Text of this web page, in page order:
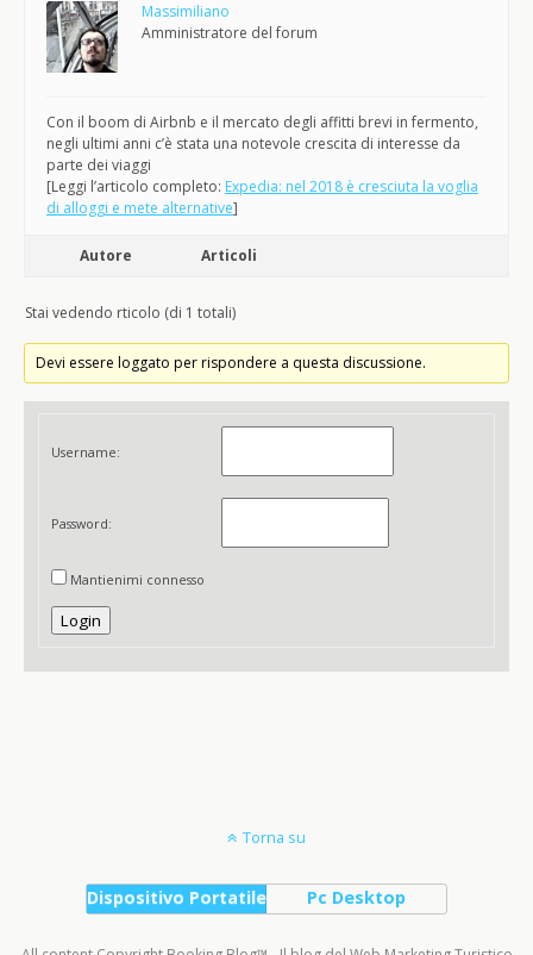
Massimiliano
Amministratore del forum
Con il boom di Airbnb e il mercato degli affitti brevi in fermento,
negli ultimi anni c’è stata una notevole crescita di interesse da
parte dei viaggi
[Leggi l’articolo completo: Expedia: nel 2018 è cresciuta la voglia
di alloggi e mete alternative]
Autore Articoli
Stai vedendo rticolo (di 1 totali)
Devi essere loggato per rispondere a questa discussione.
Username:
Password:
Mantienimi connesso
Login
Torna su
Dispositivo Portatile Pc Desktop